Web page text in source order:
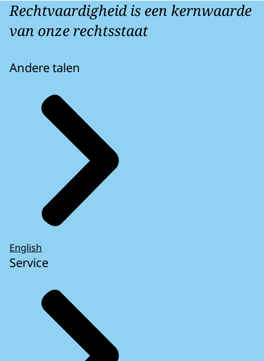
Rechtvaardigheid is een kernwaarde
van onze rechtsstaat
Andere talen
English
Service